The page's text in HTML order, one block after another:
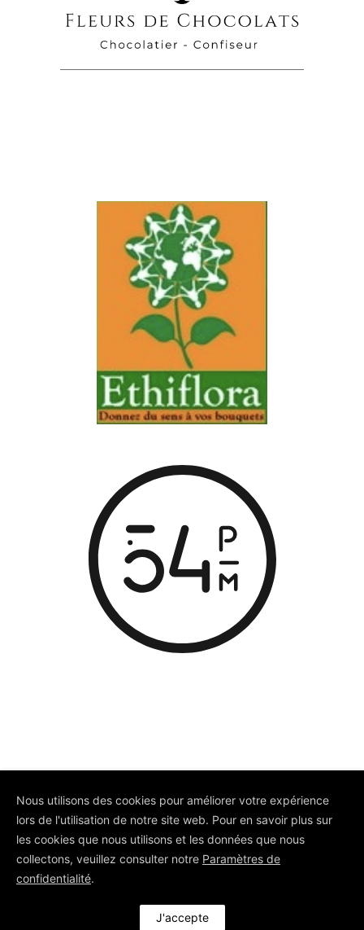
de sites internet à Mulhouse
Nous utilisons des cookies pour améliorer votre expérience
lors de l'utilisation de notre site web. Pour en savoir plus sur
les cookies que nous utilisons et les données que nous
collectons, veuillez consulter notre Paramètres de
confidentialité.
J'accepte
LIVRAISON OFFERTE À PARTIR DE 120€